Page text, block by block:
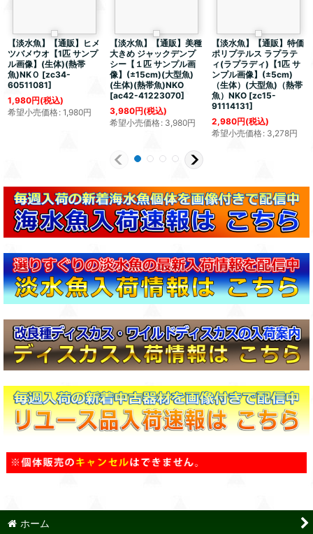
【淡水魚】【通販】ヒメ
ツバメウオ【1匹 サンプ
ル画像】(生体)(熱帯
魚)NKＯ [zc34-
60511081]
1,980円(税込)
希望小売価格: 1,980円
【淡水魚】【通販】美種
大きめ ジャックデンプ
シー【１匹 サンプル画
像】(±15cm)(大型魚)
(生体)(熱帯魚)NKO
[ac42-41223070]
3,980円(税込)
希望小売価格: 3,980円
【淡水魚】【通販】特価
ポリプテルス ラプラテ
ィ(ラプラディ)【1匹 サ
ンプル画像】(±5cm)
（生体）(大型魚)（熱帯
魚）NKO [zc15-
91114131]
2,980円(税込)
希望小売価格: 3,278円
ホーム